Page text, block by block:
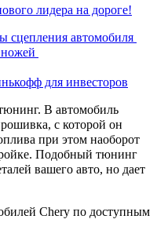
лидера на дороге!
сцепления автомобиля
для инвесторов
В автомобиль
с которой он
при этом наоборот
Подобный тюнинг
вашего авто, но дает
Chery по доступным